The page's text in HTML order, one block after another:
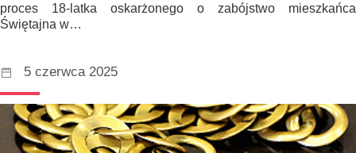
proces 18-latka oskarżonego o zabójstwo mieszkańca
Świętajna w…
5 czerwca 2025